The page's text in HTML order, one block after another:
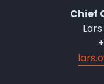
Chief